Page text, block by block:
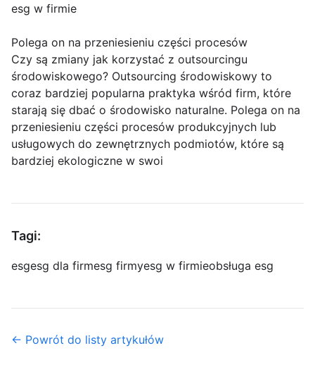
esg w firmie
Polega on na przeniesieniu części procesów
Czy są zmiany jak korzystać z outsourcingu
środowiskowego? Outsourcing środowiskowy to
coraz bardziej popularna praktyka wśród firm, które
starają się dbać o środowisko naturalne. Polega on na
przeniesieniu części procesów produkcyjnych lub
usługowych do zewnętrznych podmiotów, które są
bardziej ekologiczne w swoi
Tagi:
esgesg dla firmesg firmyesg w firmieobsługa esg
← Powrót do listy artykułów